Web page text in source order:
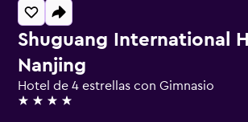
Shuguang International
Nanjing
Hotel de 4 estrellas con Gimnasio
4 estrellas